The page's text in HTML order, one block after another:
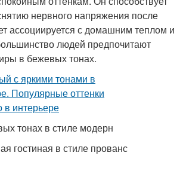
нервного напряжения после
ассоциируется с домашним теплом и
людей предпочитают
в бежевых тонах.
тонах в стиле модерн
гостиная в стиле прованс